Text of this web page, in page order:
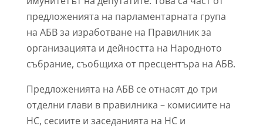
предложенията на парламентарната група
на АБВ за изработване на Правилник за
организацията и дейността на Народното
събрание, съобщиха от пресцентъра на АБВ.
Предложенията на АБВ се отнасят до три
отделни глави в правилника – комисиите на
НС, сесиите и заседанията на НС и